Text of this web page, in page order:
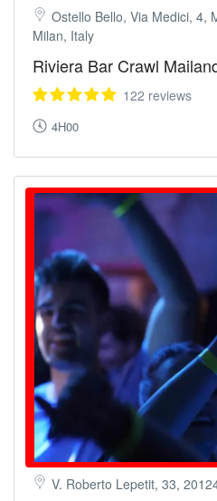
V. Roberto Lepetit, 33,
Ostello Bello, Via Medici, 4,
Milan, Italy
Riviera Bar Crawl
122 reviews
4H00